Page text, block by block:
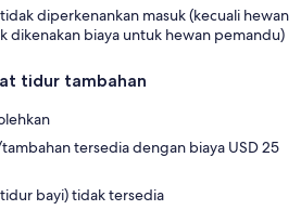
diperkenankan masuk (kecuali hewan
dikenakan biaya untuk hewan pemandu)
tidur tambahan
tersedia dengan biaya USD 25
bayi) tidak tersedia